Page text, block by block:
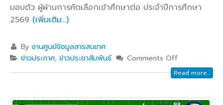
มอบตัว ผู้ผ่านการคัดเลือกเข้าศึกษาต่อ ประจำปีการศึกษา
2569 (เพิ่มเติม…)
Byงานศูนย์ข้อมูลสารสนเทศ
ข่าวประกาศ,ข่าวประชาสัมพันธ์ Comments Off
Read more...